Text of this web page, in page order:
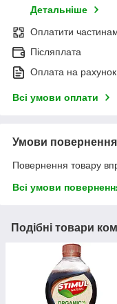
Детальніше
Оплатити
Післяплата
Оплата на рахунок
Всі умови оплати
Умови повернення
Повернення товару
Всі умови
Подібні товари